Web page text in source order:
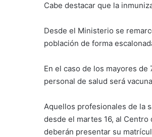
Cabe destacar que la
Desde el Ministerio se
población de forma
En el caso de los mayores
personal de salud será
Aquellos profesionales de la
desde el martes 16, al
deberán presentar su